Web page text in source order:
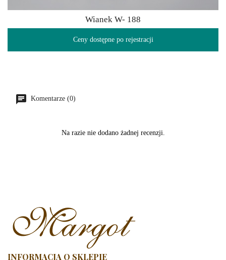
Wianek W- 188
Ceny dostępne po rejestracji
Komentarze (0)
Na razie nie dodano żadnej recenzji.
INFORMACJA O SKLEPIE